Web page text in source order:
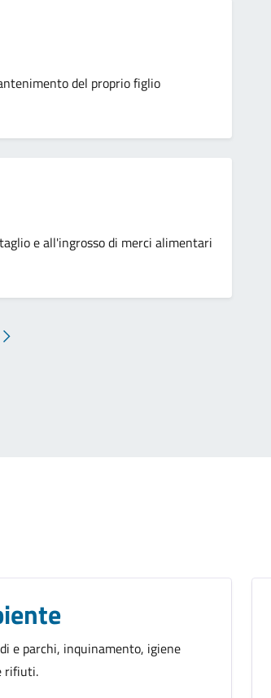
del proprio figlio
e all'ingrosso di merci alimentari
e parchi, inquinamento, igiene
rifiuti.